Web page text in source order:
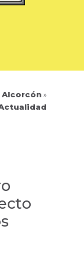
Alcorcón»